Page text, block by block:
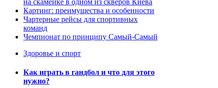
на скамейке в одном из скверов Киева
Картинг: преимущества и особенности
Чартерные рейсы для спортивных
команд
Чемпионат по принципу Самый-Самый
Здоровье и спорт
Как играть в гандбол и что для этого
нужно?